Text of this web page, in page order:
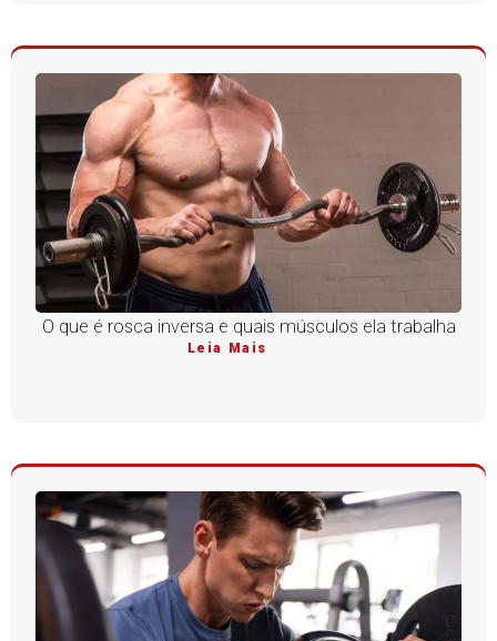
O que é rosca inversa e quais músculos ela trabalha
Leia Mais